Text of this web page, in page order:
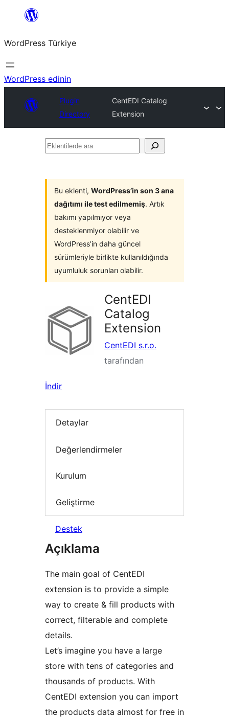
İçeriğe
WordPress Türkiye
WordPress edinin
Plugin
Directory
CentEDI Catalog
Extension
Eklentilerde
Bu eklenti, WordPress’in son 3 ana
dağıtımı ile test edilmemiş. Artık
bakımı yapılmıyor veya
desteklenmiyor olabilir ve
WordPress’in daha güncel
sürümleriyle birlikte kullanıldığında
uyumluluk sorunları olabilir.
CentEDI
Catalog
Extension
CentEDI s.r.o.
tarafından
İndir
Detaylar
Değerlendirmeler
Kurulum
Geliştirme
Destek
Açıklama
The main goal of CentEDI
extension is to provide a simple
way to create & fill products with
correct, filterable and complete
details.
Let’s imagine you have a large
store with tens of categories and
thousands of products. With
CentEDI extension you can import
the products data almost for free in